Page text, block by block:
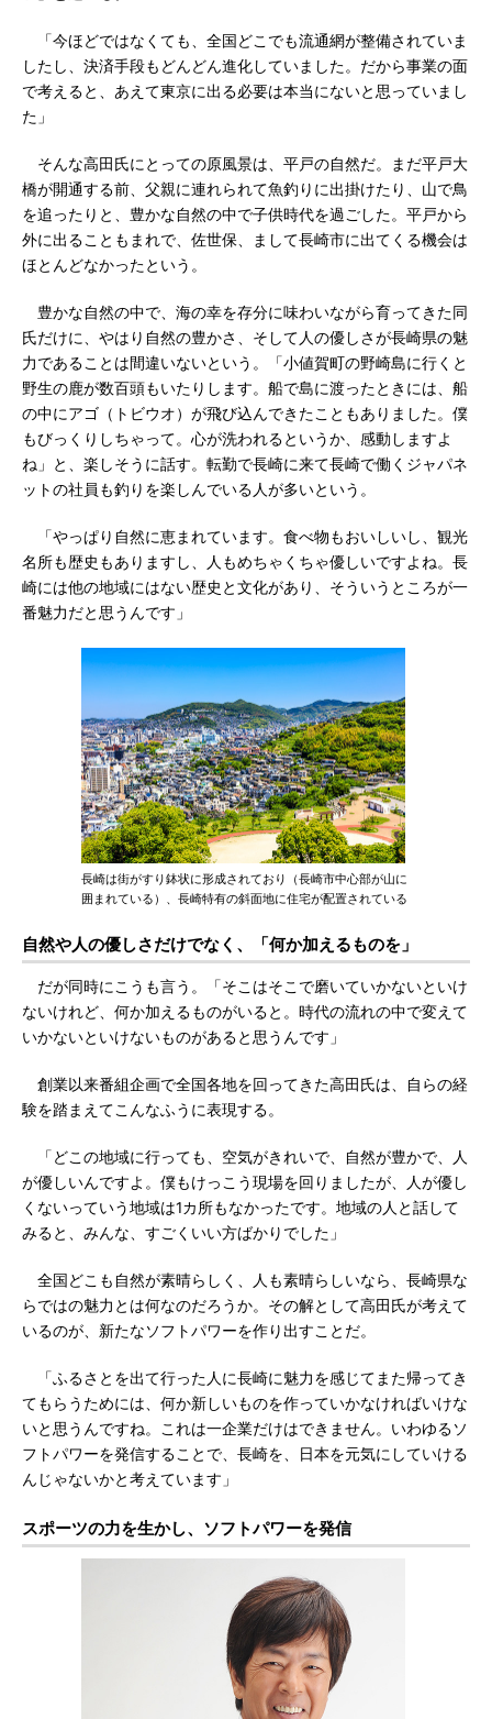
「今ほどではなくても、全国どこでも流通網が整備されていま
したし、決済手段もどんどん進化していました。だから事業の面
で考えると、あえて東京に出る必要は本当にないと思っていまし
た」
そんな高田氏にとっての原風景は、平戸の自然だ。まだ平戸大
橋が開通する前、父親に連れられて魚釣りに出掛けたり、山で鳥
を追ったりと、豊かな自然の中で子供時代を過ごした。平戸から
外に出ることもまれで、佐世保、まして長崎市に出てくる機会は
ほとんどなかったという。
豊かな自然の中で、海の幸を存分に味わいながら育ってきた同
氏だけに、やはり自然の豊かさ、そして人の優しさが長崎県の魅
力であることは間違いないという。「小値賀町の野崎島に行くと
野生の鹿が数百頭もいたりします。船で島に渡ったときには、船
の中にアゴ（トビウオ）が飛び込んできたこともありました。僕
もびっくりしちゃって。心が洗われるというか、感動しますよ
ね」と、楽しそうに話す。転勤で長崎に来て長崎で働くジャパネ
ットの社員も釣りを楽しんでいる人が多いという。
「やっぱり自然に恵まれています。食べ物もおいしいし、観光
名所も歴史もありますし、人もめちゃくちゃ優しいですよね。長
崎には他の地域にはない歴史と文化があり、そういうところが一
番魅力だと思うんです」
長崎は街がすり鉢状に形成されており（長崎市中心部が山に
囲まれている）、長崎特有の斜面地に住宅が配置されている
自然や人の優しさだけでなく、「何か加えるものを」
だが同時にこうも言う。「そこはそこで磨いていかないといけ
ないけれど、何か加えるものがいると。時代の流れの中で変えて
いかないといけないものがあると思うんです」
創業以来番組企画で全国各地を回ってきた高田氏は、自らの経
験を踏まえてこんなふうに表現する。
「どこの地域に行っても、空気がきれいで、自然が豊かで、人
が優しいんですよ。僕もけっこう現場を回りましたが、人が優し
くないっていう地域は1カ所もなかったです。地域の人と話して
みると、みんな、すごくいい方ばかりでした」
全国どこも自然が素晴らしく、人も素晴らしいなら、長崎県な
らではの魅力とは何なのだろうか。その解として高田氏が考えて
いるのが、新たなソフトパワーを作り出すことだ。
「ふるさとを出て行った人に長崎に魅力を感じてまた帰ってき
てもらうためには、何か新しいものを作っていかなければいけな
いと思うんですね。これは一企業だけはできません。いわゆるソ
フトパワーを発信することで、長崎を、日本を元気にしていける
んじゃないかと考えています」
スポーツの力を生かし、ソフトパワーを発信